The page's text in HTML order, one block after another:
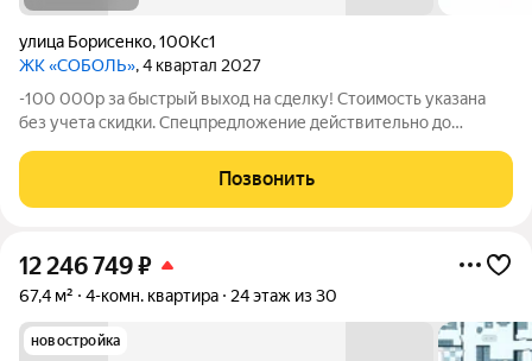
улица Борисенко,100Кс1
ЖК «СОБОЛЬ», 4 квартал 2027
-100 000р за быстрый выход на сделку! Стоимость указана
без учета скидки. Спецпредложение действительно до
пришлем вам ссылку на 3D аэротур по ЖК "Соболь" Квартира
№240 на 20 этаже Отделка:
Позвонить
12 246 749₽
67,4 м² 4-комн. квартира 24 этаж из 30
новостройка